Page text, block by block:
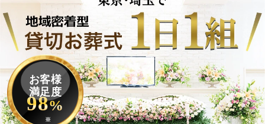
お客様
満足度
98%
※